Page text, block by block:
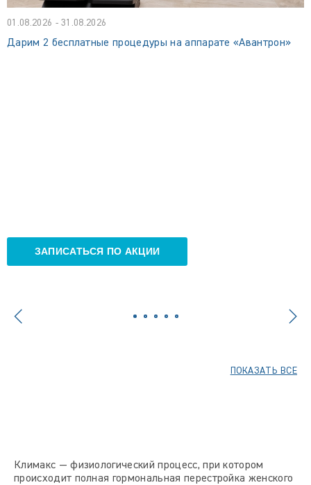
01.08.2026 - 31.08.2026
Дарим 2 бесплатные процедуры на аппарате «Авантрон»
ЗАПИСАТЬСЯ ПО АКЦИИ
ПОКАЗАТЬ ВСЕ
Климакс — физиологический процесс, при котором
происходит полная гормональная перестройка женского